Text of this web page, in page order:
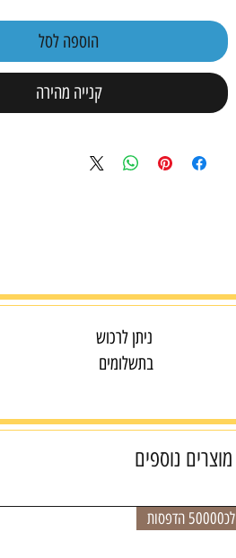
הוספה לסל
קנייה מהירה
ניתן לרכוש
בתשלומים
מוצרים נוספים
לכ50000 הדפסות